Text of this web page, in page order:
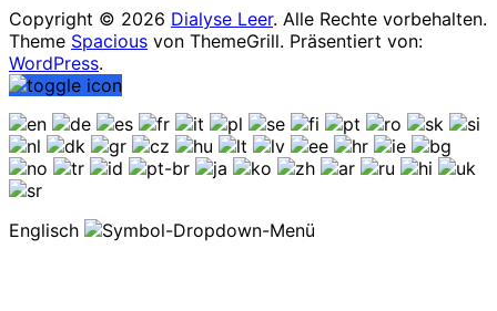
Copyright © 2026 Dialyse Leer. Alle Rechte vorbehalten.
Theme Spacious von ThemeGrill. Präsentiert von:
WordPress.
Englisch